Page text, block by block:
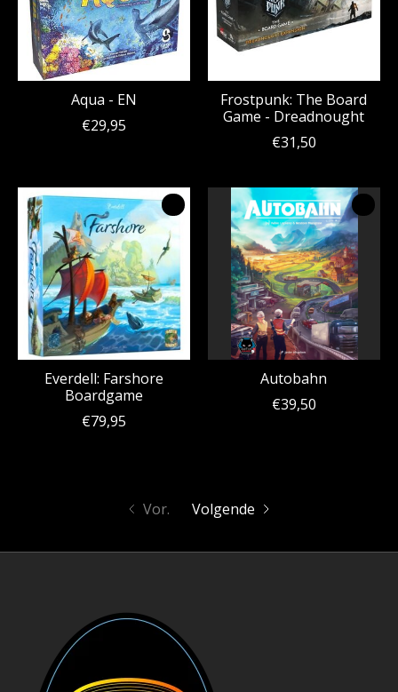
Aqua - EN
€29,95
Frostpunk: The Board
Game - Dreadnought
€31,50
Everdell: Farshore
Boardgame
€79,95
Autobahn
€39,50
Vor. Volgende